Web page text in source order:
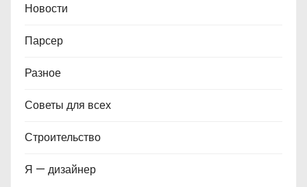
Новости
Парсер
Разное
Советы для всех
Строительство
Я — дизайнер